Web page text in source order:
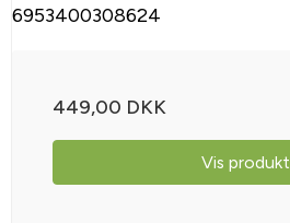
6953400308624
449,00 DKK
Vis produkt